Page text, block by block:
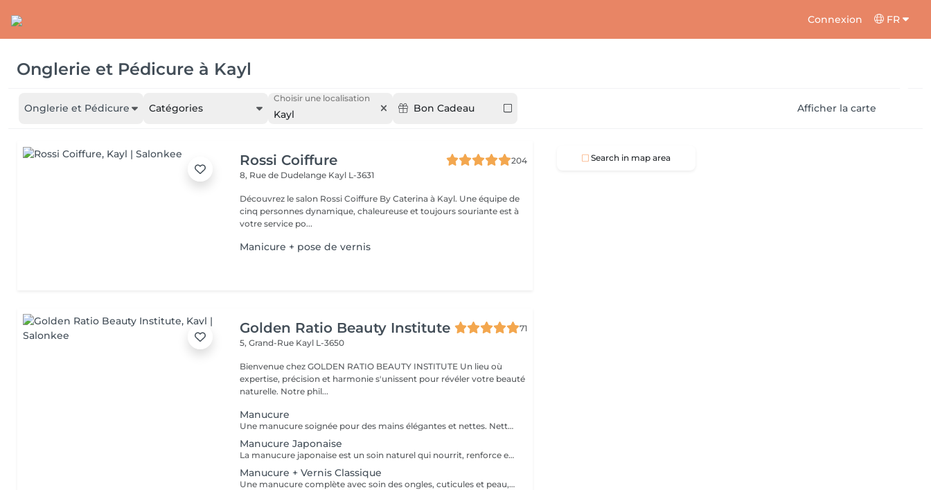
Connexion FR
Onglerie et Pédicure à Kayl
Onglerie et Pédicure Catégories
Choisir une localisation
Kayl Bon Cadeau Afficher la carte
Rossi Coiffure
204
8, Rue de Dudelange Kayl L-3631
Découvrez le salon Rossi Coiffure By Caterina à Kayl. Une équipe de
cinq personnes dynamique, chaleureuse et toujours souriante est à
votre service po...
Manicure + pose de vernis
Golden Ratio Beauty Institute
71
5, Grand-Rue Kayl L-3650
Bienvenue chez GOLDEN RATIO BEAUTY INSTITUTE Un lieu où
expertise, précision et harmonie s'unissent pour révéler votre beauté
naturelle. Notre phil...
Manucure
Une manucure soignée pour des mains élégantes et nettes. Nettoyage, mise en forme, soin des cuticules et finition parfaite. Options : Manucure simple Manucure avec vernis classique Manucure avec vernis semi-permanent Résultat : des ongles brillants, une tenue longue durée et une finition impeccable. Un rituel de beauté essentiel pour des mains toujours raffinées.
Manucure Japonaise
La manucure japonaise est un soin naturel qui nourrit, renforce et fait briller vos ongles grâce à une pâte enrichie en vitamines et minéraux. Bénéfices : Ongles plus résistants et moins cassants Brillance naturelle sans vernis Hydratation et réparation des ongles Résultat : des ongles sains, forts et éclatants de beauté, naturellement. Une technique douce pour sublimer vos mains sans produits chimiques.
Manucure + Vernis Classique
Une manucure complète avec soin des ongles, cuticules et peau, suivie de l'application d'un vernis classique pour une finition élégante et colorée. Résultat : des ongles soignés, brillants et joliment colorés, parfaits pour toutes les occasions. Tenue : environ 5 à 7 jours selon votre activité. Vous pouvez apporter votre propre vernis ou choisir parmi notre sélection disponible à l'achat en institut pour 8€.
Search in map area